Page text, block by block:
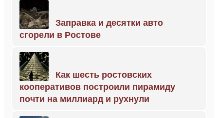
Заправка и десятки авто
сгорели в Ростове
Как шесть ростовских
кооперативов построили пирамиду
почти на миллиард и рухнули